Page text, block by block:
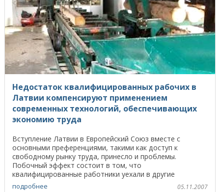
Недостаток квалифицированных рабочих в
Латвии компенсируют применением
современных технологий, обеспечивающих
экономию труда
Вступление Латвии в Европейский Союз вместе с
основными преференциями, такими как доступ к
свободному рынку труда, принесло и проблемы.
Побочный эффект состоит в том, что
квалифицированные работники уехали в другие
европейские страны в поисках ...
подробнее 05.11.2007